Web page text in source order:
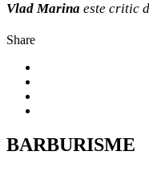
Vlad Marina este critic
Share
BARBURISME